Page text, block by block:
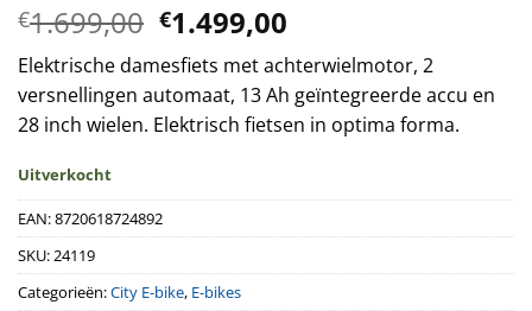
€1.699,00 Oorspronkelijke
prijs
was:
€1.699,00.
€1.499,00
prijs
is:
€1.499,00.
Elektrische damesfiets met achterwielmotor, 2
versnellingen automaat, 13 Ah geïntegreerde accu en
28 inch wielen. Elektrisch fietsen in optima forma.
Uitverkocht
EAN:8720618724892
SKU:24119
Categorieën:City E-bike, E-bikes